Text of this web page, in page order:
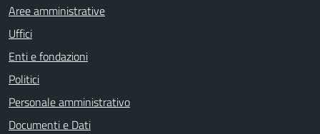
Aree amministrative
Uffici
Enti e fondazioni
Politici
Personale amministrativo
Documenti e Dati